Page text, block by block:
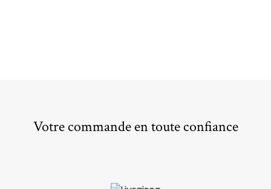
Votre commande en toute confiance